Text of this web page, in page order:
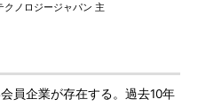
ノロジージャパン 主
員企業が存在する。過去10年